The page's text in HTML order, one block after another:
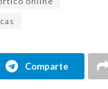
Comparte